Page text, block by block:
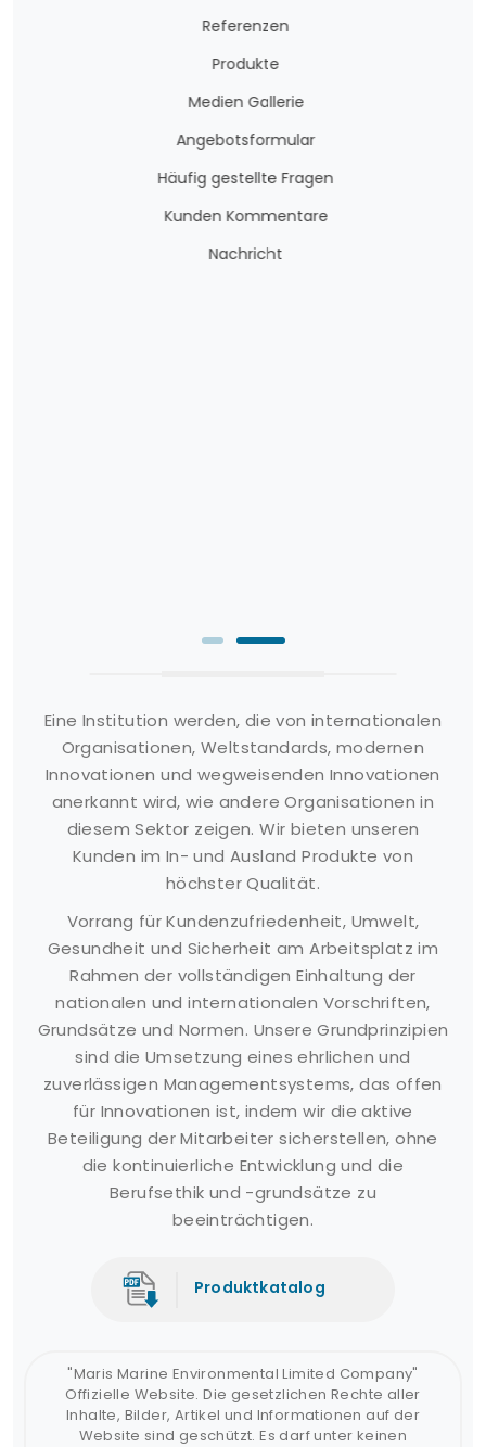
Referenzen
Produkte
Medien Gallerie
Angebotsformular
Häufig gestellte Fragen
Kunden Kommentare
Nachricht
Eine Institution werden, die von internationalen
Organisationen, Weltstandards, modernen
Innovationen und wegweisenden Innovationen
anerkannt wird, wie andere Organisationen in
diesem Sektor zeigen. Wir bieten unseren
Kunden im In- und Ausland Produkte von
höchster Qualität.
Vorrang für Kundenzufriedenheit, Umwelt,
Gesundheit und Sicherheit am Arbeitsplatz im
Rahmen der vollständigen Einhaltung der
nationalen und internationalen Vorschriften,
Grundsätze und Normen. Unsere Grundprinzipien
sind die Umsetzung eines ehrlichen und
zuverlässigen Managementsystems, das offen
für Innovationen ist, indem wir die aktive
Beteiligung der Mitarbeiter sicherstellen, ohne
die kontinuierliche Entwicklung und die
Berufsethik und -grundsätze zu
beeinträchtigen.
Produktkatalog
"Maris Marine Environmental Limited Company"
Offizielle Website. Die gesetzlichen Rechte aller
Inhalte, Bilder, Artikel und Informationen auf der
Website sind geschützt. Es darf unter keinen